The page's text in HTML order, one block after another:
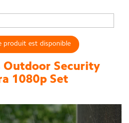
produit est disponible
Outdoor Security
1080p Set